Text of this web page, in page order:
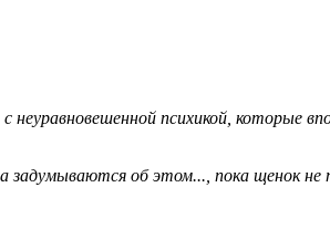
психикой, которые
задумываются об этом..., пока щенок